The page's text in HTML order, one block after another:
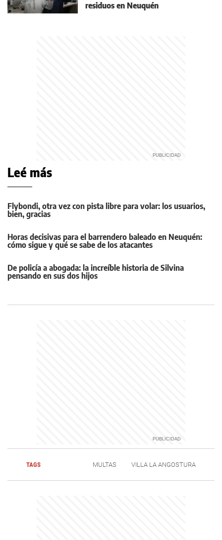
residuos en Neuquén
Leé más
Flybondi, otra vez con pista libre para volar: los usuarios,
bien, gracias
Horas decisivas para el barrendero baleado en Neuquén:
cómo sigue y qué se sabe de los atacantes
De policía a abogada: la increíble historia de Silvina
pensando en sus dos hijos
TAGS MULTAS VILLA LA ANGOSTURA